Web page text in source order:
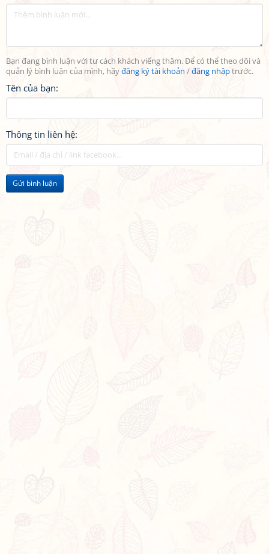
Bạn đang bình luận với tư cách khách viếng thăm. Để có thể theo dõi và
quản lý bình luận của mình, hãyđăng ký tài khoản /đăng nhậptrước.
Tên của bạn:
Thông tin liên hệ:
Gửi bình luận